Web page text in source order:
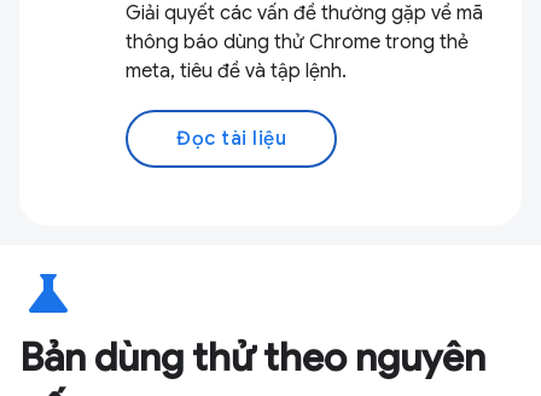
Giải quyết các vấn đề thường gặp về mã
thông báo dùng thử Chrome trong thẻ
meta, tiêu đề và tập lệnh.
Đọc tài liệu
science
Bản dùng thử theo nguyên